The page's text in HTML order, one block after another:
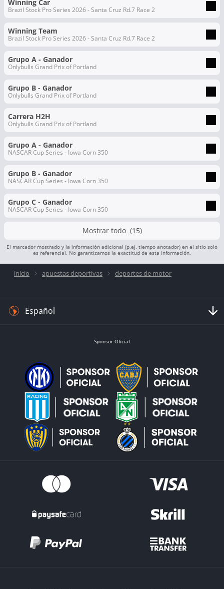
Winning Car
Brazil Stock Pro Series 2026 - Santa Cruz Rd.7 Race 2
Winning Team
Brazil Stock Pro Series 2026 - Santa Cruz Rd.7 Race 2
Grupo A - Ganador
Onlybulls Grand Prix of Portland
Grupo B - Ganador
Onlybulls Grand Prix of Portland
Carrera H2H
Onlybulls Grand Prix of Portland
Grupo A - Ganador
NASCAR Cup Series - Iowa Corn 350
Grupo B - Ganador
NASCAR Cup Series - Iowa Corn 350
Grupo C - Ganador
NASCAR Cup Series - Iowa Corn 350
Mostrar todo (15)
El marcador mostrado y la información adicional (p.ej. tiempo anotador) en el sitio solo
es referencial. No garantizamos la exactitud de esta información.
inicio apuestas deportivas deportes de motor
Español
Sponsor Oficial